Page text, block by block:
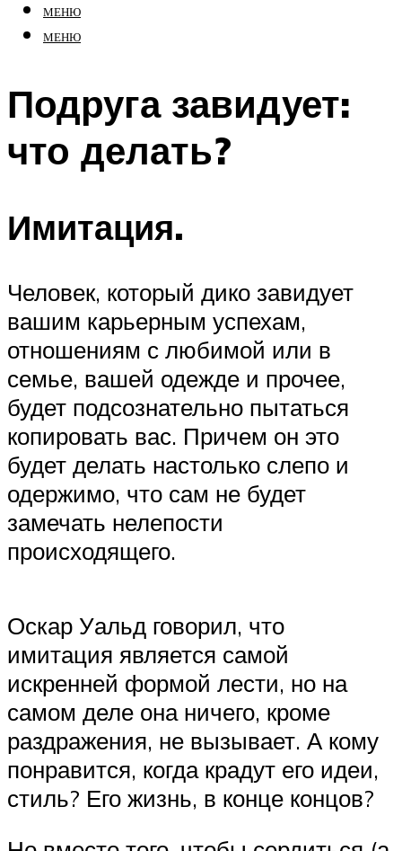
МЕНЮ
МЕНЮ
Подруга завидует:
что делать?
Имитация.
Человек, который дико завидует
вашим карьерным успехам,
отношениям с любимой или в
семье, вашей одежде и прочее,
будет подсознательно пытаться
копировать вас. Причем он это
будет делать настолько слепо и
одержимо, что сам не будет
замечать нелепости
происходящего.
Оскар Уальд говорил, что
имитация является самой
искренней формой лести, но на
самом деле она ничего, кроме
раздражения, не вызывает. А кому
понравится, когда крадут его идеи,
стиль? Его жизнь, в конце концов?